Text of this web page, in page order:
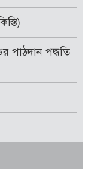
পাঠদান পদ্ধতি